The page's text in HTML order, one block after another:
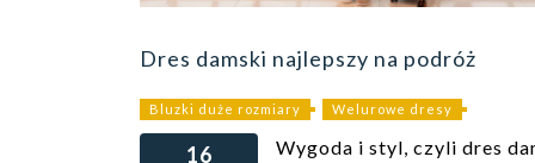
Dres damski najlepszy na podróż
Bluzki duże rozmiary Welurowe dresy
16
Wygoda i styl, czyli dres